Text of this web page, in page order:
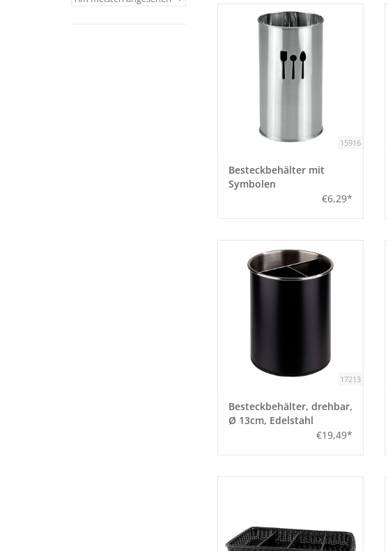
15916
Besteckbehälter mit
Symbolen
€6,29*
17213
Besteckbehälter, drehbar,
Ø 13cm, Edelstahl
€19,49*